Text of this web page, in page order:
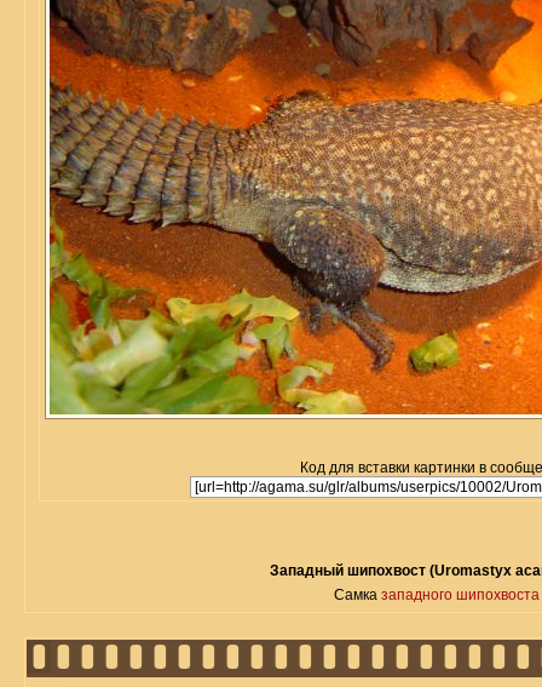
Код для вставки картинки в
Западный шипохвост (Uromastyx
Самка западного шипохвоста